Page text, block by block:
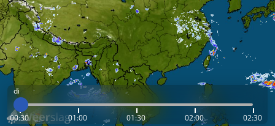
di
00:30 01:00 01:30 02:00 02:30